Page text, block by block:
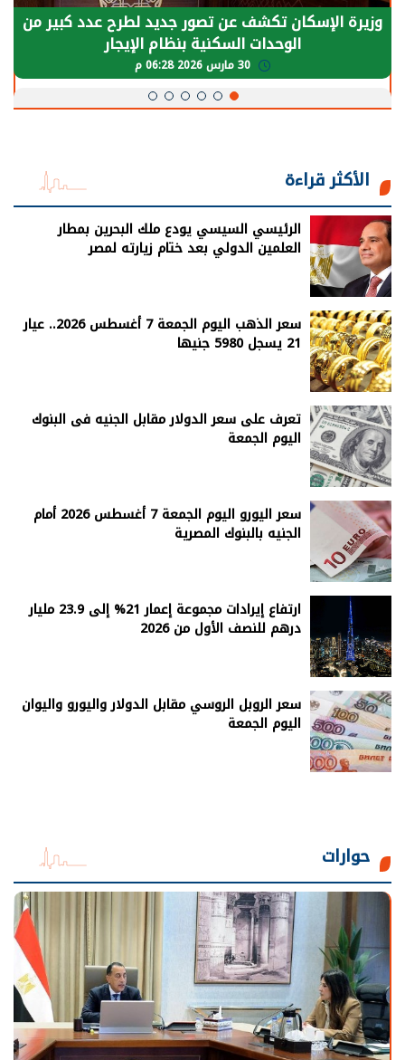
وزيرة الإسكان تكشف عن تصور جديد لطرح عدد كبير من
الوحدات السكنية بنظام الإيجار
الأكثر قراءة
الرئيسي السيسي يودع ملك البحرين بمطار
العلمين الدولي بعد ختام زيارته لمصر
سعر الذهب اليوم الجمعة 7 أغسطس 2026.. عيار
21 يسجل 5980 جنيها
تعرف على سعر الدولار مقابل الجنيه فى البنوك
اليوم الجمعة
سعر اليورو اليوم الجمعة 7 أغسطس 2026 أمام
الجنيه بالبنوك المصرية
ارتفاع إيرادات مجموعة إعمار 21% إلى 23.9 مليار
درهم للنصف الأول من 2026
سعر الروبل الروسي مقابل الدولار واليورو واليوان
اليوم الجمعة
حوارات